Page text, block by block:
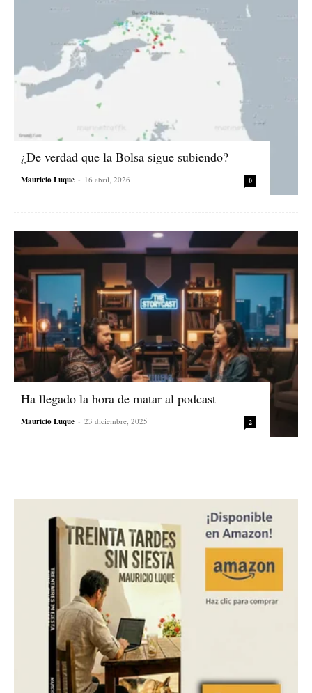
¿De verdad que la Bolsa sigue subiendo?
Mauricio Luque - 16 abril, 2026 0
Ha llegado la hora de matar al podcast
Mauricio Luque - 23 diciembre, 2025 2